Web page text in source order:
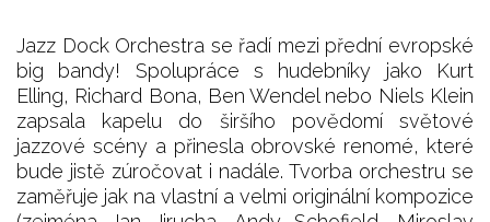
Jazz Dock Orchestra se řadí mezi přední evropské
big bandy! Spolupráce s hudebníky jako Kurt
Elling, Richard Bona, Ben Wendel nebo Niels Klein
zapsala kapelu do širšího povědomí světové
jazzové scény a přinesla obrovské renomé, které
bude jistě zúročovat i nadále. Tvorba orchestru se
zaměřuje jak na vlastní a velmi originální kompozice